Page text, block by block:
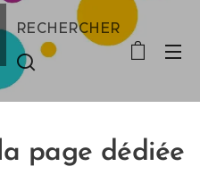
RECHERCHER
page dédiée